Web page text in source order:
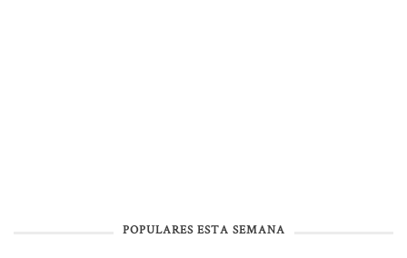
POPULARES ESTA SEMANA